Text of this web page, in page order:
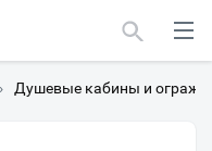
› Душевые кабины и